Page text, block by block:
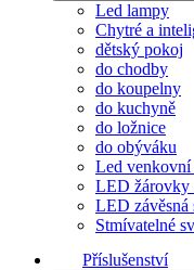
Led lampy
Chytré a
dětský pokoj
do chodby
do koupelny
do kuchyně
do ložnice
do obýváku
Led venkovní
LED žárovky
LED závěsná
Stmívatelné
Příslušenství